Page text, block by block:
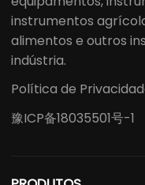
instrumentos
alimentos e outros
indústria.
Política de
豫ICP备18035501号-1